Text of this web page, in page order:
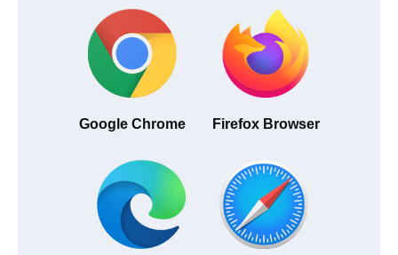
Google Chrome Firefox Browser